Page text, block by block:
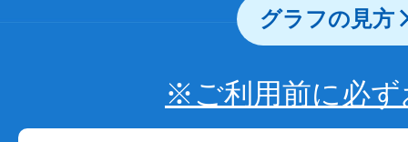
グラフの見方
※ご利用前に必